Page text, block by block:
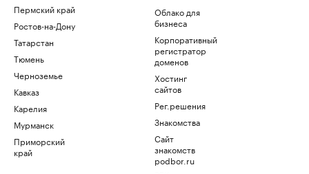
Пермский край
Ростов-на-Дону
Татарстан
Тюмень
Черноземье
Кавказ
Карелия
Мурманск
Приморский
край
Облако для
бизнеса
Корпоративный
регистратор
доменов
Хостинг
сайтов
Рег.решения
Знакомства
Сайт
знакомств
podbor.ru